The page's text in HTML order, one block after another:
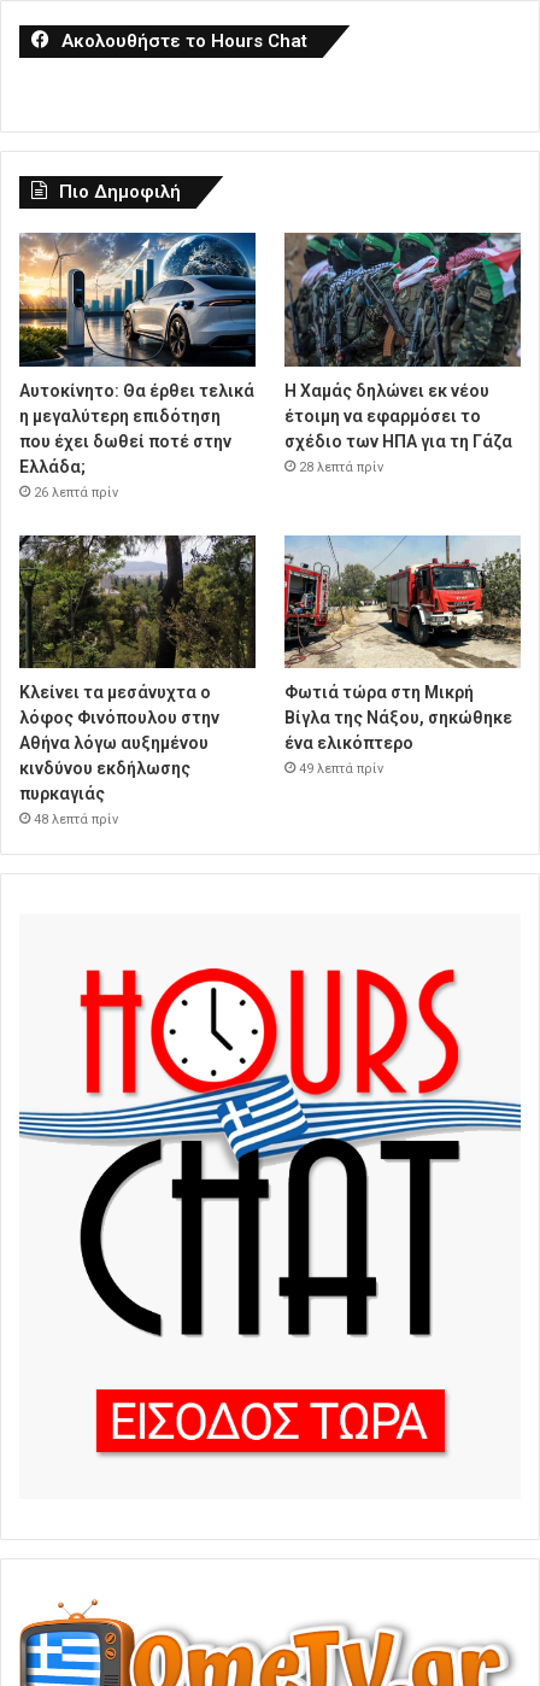
Ακολουθήστε το Hours Chat
Πιο Δημοφιλή
Αυτοκίνητο: Θα έρθει τελικά
η μεγαλύτερη επιδότηση
που έχει δωθεί ποτέ στην
Ελλάδα;
26 λεπτά πρίν
Η Χαμάς δηλώνει εκ νέου
έτοιμη να εφαρμόσει το
σχέδιο των ΗΠΑ για τη Γάζα
28 λεπτά πρίν
Κλείνει τα μεσάνυχτα ο
λόφος Φινόπουλου στην
Αθήνα λόγω αυξημένου
κινδύνου εκδήλωσης
πυρκαγιάς
48 λεπτά πρίν
Φωτιά τώρα στη Μικρή
Βίγλα της Νάξου, σηκώθηκε
ένα ελικόπτερο
49 λεπτά πρίν